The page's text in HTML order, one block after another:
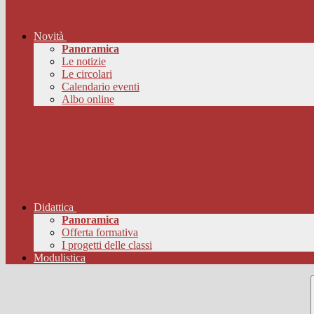
Novità
Panoramica
Le notizie
Le circolari
Calendario eventi
Albo online
Didattica
Panoramica
Offerta formativa
I progetti delle classi
Modulistica